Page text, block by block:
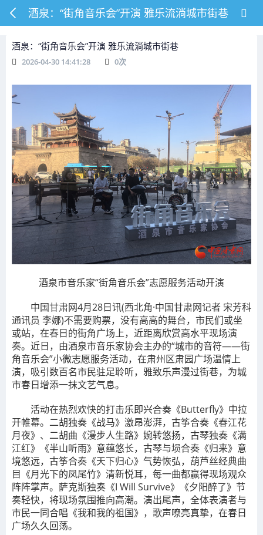
酒泉：“街角音乐会”开演 雅乐流淌城市街巷
酒泉：“街角音乐会”开演 雅乐流淌城市街巷
2026-04-30 14:41:28 0次
酒泉市音乐家“街角音乐会”志愿服务活动开演
中国甘肃网4月28日讯(西北角·中国甘肃网记者 宋芳科
通讯员 李娜)不需要购票，没有高高的舞台，市民们或坐
或站，在春日的街角广场上，近距离欣赏高水平现场演
奏。近日，由酒泉市音乐家协会主办的“城市的音符——街
角音乐会”小微志愿服务活动，在肃州区肃园广场温情上
演，吸引数百名市民驻足聆听，雅致乐声漫过街巷，为城
市春日增添一抹文艺气息。
活动在热烈欢快的打击乐即兴合奏《Butterfly》中拉
开帷幕。二胡独奏《战马》激昂澎湃，古筝合奏《春江花
月夜》、二胡曲《漫步人生路》婉转悠扬，古琴独奏《满
江红》《半山听雨》意蕴悠长，古琴与埙合奏《归来》意
境悠远，古筝合奏《天下归心》气势恢弘，葫芦丝经典曲
目《月光下的凤尾竹》清新悦耳，每一曲都赢得现场观众
阵阵掌声。萨克斯独奏《I Will Survive》《夕阳醉了》节
奏轻快，将现场氛围推向高潮。演出尾声，全体表演者与
市民一同合唱《我和我的祖国》，歌声嘹亮真挚，在春日
广场久久回荡。